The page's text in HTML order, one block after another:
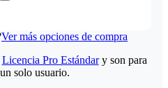
Ver más opciones de compra
Licencia Pro Estándary son para
solo usuario.